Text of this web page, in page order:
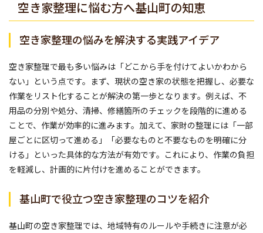
空き家整理に悩む方へ基山町の知恵
空き家整理の悩みを解決する実践アイデア
空き家整理で最も多い悩みは「どこから手を付けてよいかわから
ない」という点です。まず、現状の空き家の状態を把握し、必要な
作業をリスト化することが解決の第一歩となります。例えば、不
用品の分別や処分、清掃、修繕箇所のチェックを段階的に進める
ことで、作業が効率的に進みます。加えて、家財の整理には「一部
屋ごとに区切って進める」「必要なものと不要なものを明確に分
ける」といった具体的な方法が有効です。これにより、作業の負担
を軽減し、計画的に片付けを進めることができます。
基山町で役立つ空き家整理のコツを紹介
基山町の空き家整理では、地域特有のルールや手続きに注意が必